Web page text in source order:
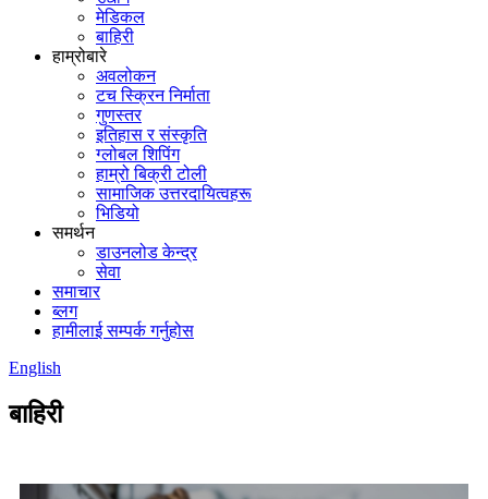
मेडिकल
बाहिरी
हाम्रोबारे
अवलोकन
टच स्क्रिन निर्माता
गुणस्तर
इतिहास र संस्कृति
ग्लोबल शिपिंग
हाम्रो बिक्री टोली
सामाजिक उत्तरदायित्वहरू
भिडियो
समर्थन
डाउनलोड केन्द्र
सेवा
समाचार
ब्लग
हामीलाई सम्पर्क गर्नुहोस
English
बाहिरी